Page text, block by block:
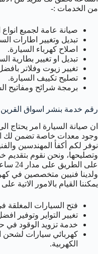
من الخدمات :-
صيانة عامة لجميع
تبديل وتغيير اطارات
اصلاح كهرباء السيارة.
تبديل او تغيير بطارية
تغيير زيوت وفلاتر بافضل
تصليح تكييف السيارة.
برمجة شرائح ومفاتيح
رقم خدمة بنشر اسواق القرين 24 ساعة
ان صيانة السيارة امر يحتاج
وجود معدات خاصة تضمن لك
نوفر لكم أكفأ المهندسين
وتصليحها، ونحن نقوم
على
ولدينا فنيين متخصصين في
يمكننا القيام بالامور الاتية
فتح السيارات المغلقة
تغيير التواير وتوفير
خدمة تزويد الوقود في
كهربائي سيارات لشحن
الكهربية.